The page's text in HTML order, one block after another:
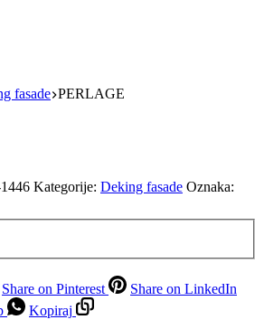
fasade PERLAGE
Kategorije: Deking fasade Oznaka:
Share on Pinterest
Share on LinkedIn
Kopiraj